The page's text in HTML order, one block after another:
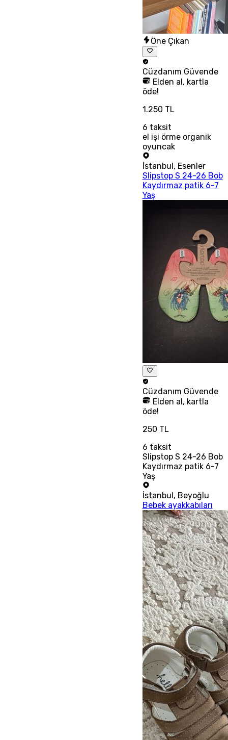
Öne Çıkan
Cüzdanım Güvende
Elden al, kartla
öde!
1.250 TL
6 taksit
el işi örme organik
oyuncak
İstanbul , Esenler
Slipstop S 24-26 Bob
Kaydırmaz patik 6-7
Yaş
Cüzdanım Güvende
Elden al, kartla
öde!
250 TL
6 taksit
Slipstop S 24-26 Bob
Kaydırmaz patik 6-7
Yaş
İstanbul, Beyoğlu
Bebek ayakkabıları